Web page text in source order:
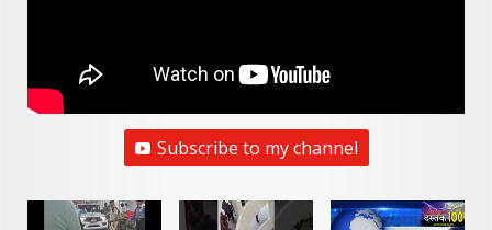
Subscribe to my channel